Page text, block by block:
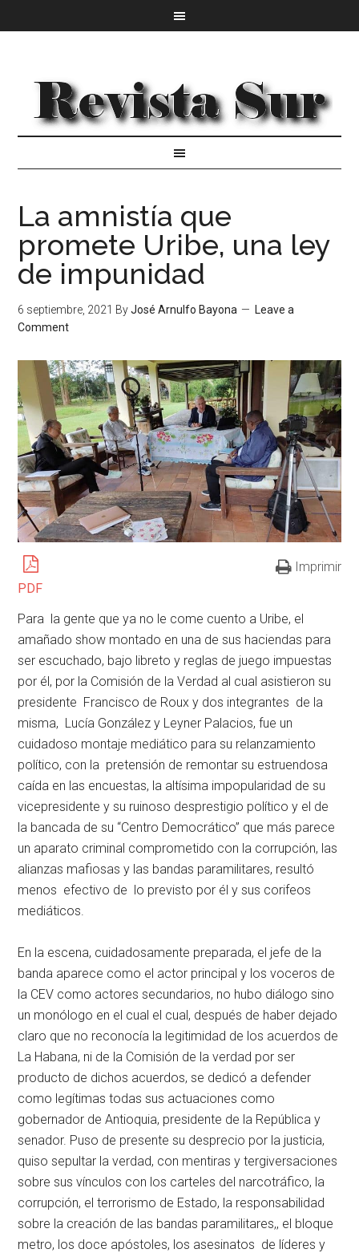
La amnistía que
promete Uribe, una ley
de impunidad
6 septiembre, 2021 ByJosé Arnulfo Bayona
Leave a
Comment
PDF
Imprimir
Para la gente que ya no le come cuento a Uribe, el
amañado show montado en una de sus haciendas para
ser escuchado, bajo libreto y reglas de juego impuestas
por él, por la Comisión de la Verdad al cual asistieron su
presidente Francisco de Roux y dos integrantes de la
misma, Lucía González y Leyner Palacios, fue un
cuidadoso montaje mediático para su relanzamiento
político, con la pretensión de remontar su estruendosa
caída en las encuestas, la altísima impopularidad de su
vicepresidente y su ruinoso desprestigio político y el de
la bancada de su “Centro Democrático” que más parece
un aparato criminal comprometido con la corrupción, las
alianzas mafiosas y las bandas paramilitares, resultó
menos efectivo de lo previsto por él y sus corifeos
mediáticos.
En la escena, cuidadosamente preparada, el jefe de la
banda aparece como el actor principal y los voceros de
la CEV como actores secundarios, no hubo diálogo sino
un monólogo en el cual el cual, después de haber dejado
claro que no reconocía la legitimidad de los acuerdos de
La Habana, ni de la Comisión de la verdad por ser
producto de dichos acuerdos, se dedicó a defender
como legítimas todas sus actuaciones como
gobernador de Antioquia, presidente de la República y
senador. Puso de presente su desprecio por la justicia,
quiso sepultar la verdad, con mentiras y tergiversaciones
sobre sus vínculos con los carteles del narcotráfico, la
corrupción, el terrorismo de Estado, la responsabilidad
sobre la creación de las bandas paramilitares,, el bloque
metro, los doce apóstoles, los asesinatos de líderes y